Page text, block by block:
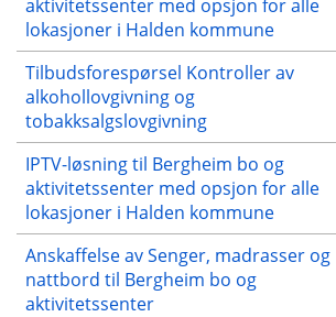
aktivitetssenter med opsjon for alle
lokasjoner i Halden kommune
Tilbudsforespørsel Kontroller av
alkohollovgivning og
tobakksalgslovgivning
IPTV-løsning til Bergheim bo og
aktivitetssenter med opsjon for alle
lokasjoner i Halden kommune
Anskaffelse av Senger, madrasser og
nattbord til Bergheim bo og
aktivitetssenter